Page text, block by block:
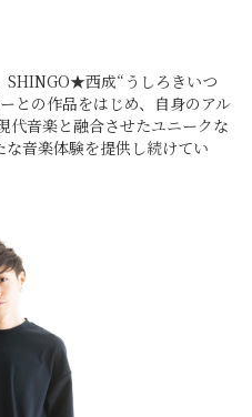
SHINGO★西成“うしろきいつ
との作品をはじめ、自身のアル
代音楽と融合させたユニークな
音楽体験を提供し続けてい